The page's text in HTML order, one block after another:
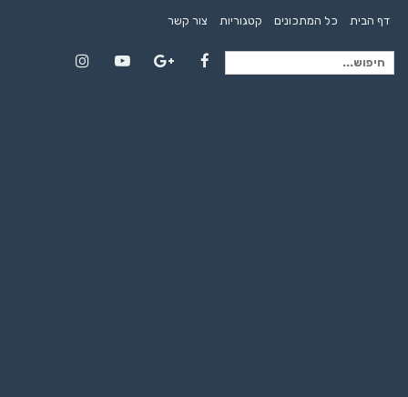
דף הבית כל המתכונים קטגוריות צור קשר
חיפוש